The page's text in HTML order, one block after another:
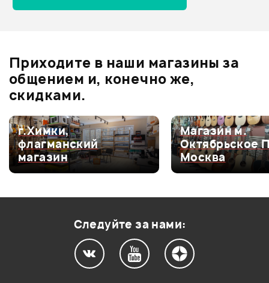
0.0
Оценка5
0
Оценка4
0
Оценка3
0
Приходите в наши магазины за
общением и, конечно же,
скидками.
г.Химки,
флагманский
магазин
Магазин м.
Октябрьское
Москва
Следуйте за нами: